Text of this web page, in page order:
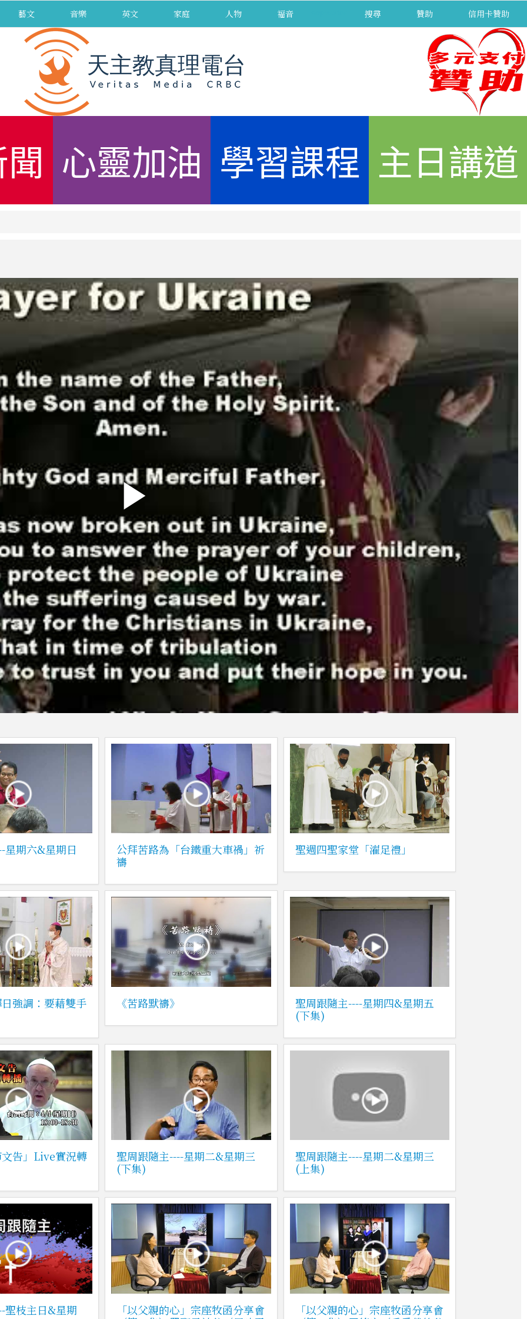
藝文 音樂 英文 家庭 人物 福音 搜尋 贊助 信用卡贊助
心靈加油 學習課程 主日講道
星期六&星期日
公拜苦路為「台鐵重大車禍」祈
禱
聖週四聖家堂「濯足禮」
強調：要藉雙手 《苦路默禱》
聖周跟隨主----星期四&星期五
(下集)
告」Live實況轉
聖周跟隨主----星期二&星期三
(下集)
聖周跟隨主----星期二&星期三
(上集)
聖枝主日&星期
「以父親的心」宗座牧函分享會
「以父親的心」宗座牧函分享會